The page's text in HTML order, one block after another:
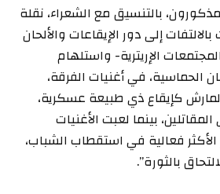
بالتنسيق مع الشعراء، نقلة
إلى دور الإيقاعات والألحان
الإريترية- واستلهام
الحماسية، في أغنيات الفرقة،
كإيقاع ذي طبيعة عسكرية،
بينما لعبت الأغنيات
الأكثر فعالية في استقطاب الشباب،
بالثورة”.